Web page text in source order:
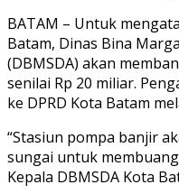
BATAM – Untuk
Batam, Dinas Bina
(DBMSDA) akan
senilai Rp 20 miliar.
ke DPRD Kota Batam
“Stasiun pompa banjir
sungai untuk
Kepala DBMSDA Kota